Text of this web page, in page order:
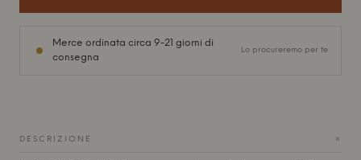
Merce ordinata circa 9-21 giorni di
consegna
Lo procureremo per te
DESCRIZIONE +